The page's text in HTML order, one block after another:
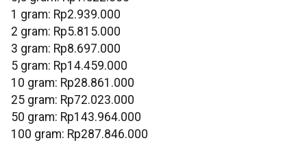
‎1 gram: Rp2.939.000
‎2 gram: Rp5.815.000
3 gram: Rp8.697.000
‎5 gram: Rp14.459.000
10 gram: Rp28.861.000
‎25 gram: Rp72.023.000
‎50 gram: Rp143.964.000
‎100 gram: Rp287.846.000